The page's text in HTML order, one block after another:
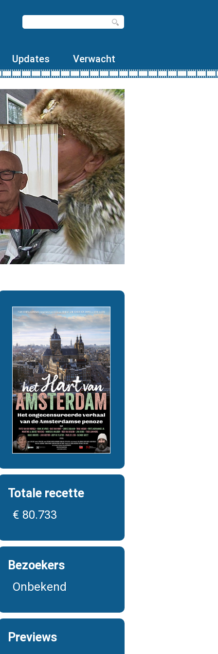
Updates Verwacht
Totale recette
€ 80.733
Bezoekers
Onbekend
Previews